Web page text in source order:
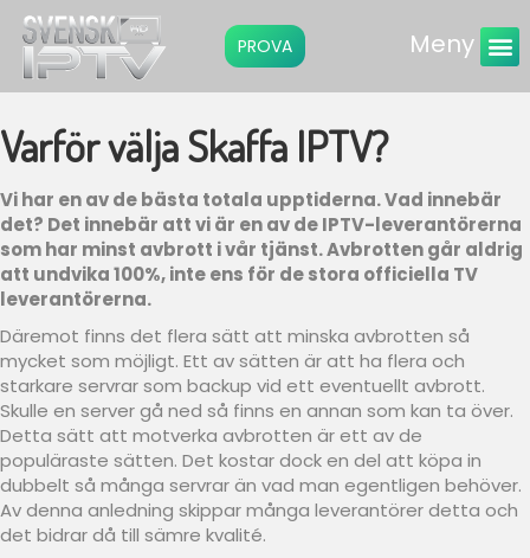
PROVA Meny
Varför välja Skaffa IPTV?
Vi har en av de bästa totala upptiderna. Vad innebär
det? Det innebär att vi är en av de IPTV-leverantörerna
som har minst avbrott i vår tjänst. Avbrotten går aldrig
att undvika 100%, inte ens för de stora officiella TV
leverantörerna.
Däremot finns det flera sätt att minska avbrotten så
mycket som möjligt. Ett av sätten är att ha flera och
starkare servrar som backup vid ett eventuellt avbrott.
Skulle en server gå ned så finns en annan som kan ta över.
Detta sätt att motverka avbrotten är ett av de
populäraste sätten. Det kostar dock en del att köpa in
dubbelt så många servrar än vad man egentligen behöver.
Av denna anledning skippar många leverantörer detta och
det bidrar då till sämre kvalité.